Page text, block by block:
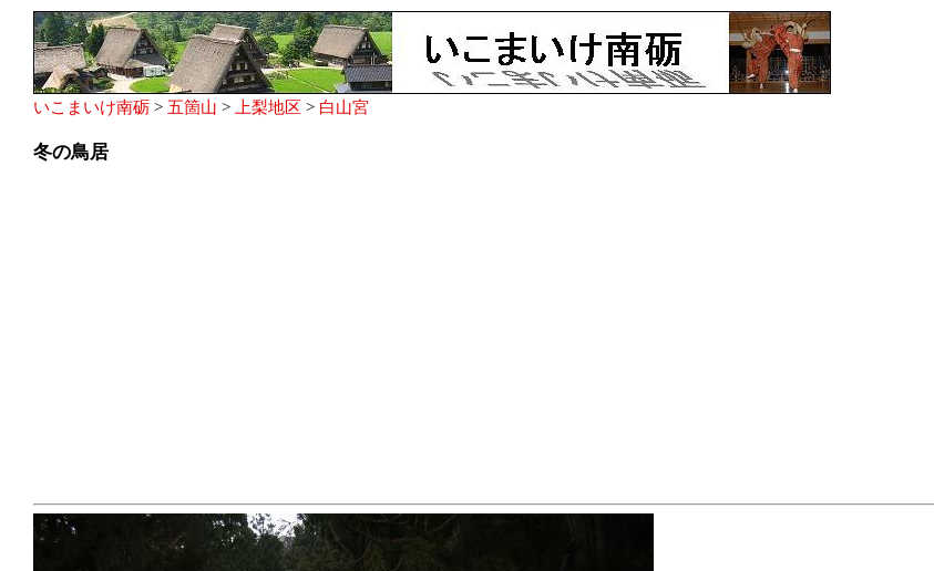
いこまいけ南砺 > 五箇山 > 上梨地区 > 白山宮
冬の鳥居